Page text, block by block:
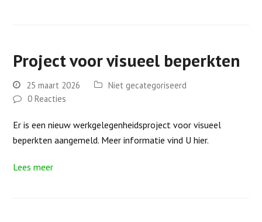
Project voor visueel beperkten
25 maart 2026
Niet gecategoriseerd
0 Reacties
Er is een nieuw werkgelegenheidsproject voor visueel
beperkten aangemeld. Meer informatie vind U hier.
Lees meer